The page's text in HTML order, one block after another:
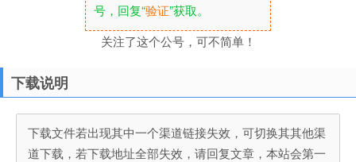
号，回复“验证”获取。
关注了这个公号，可不简单！
下载说明
下载文件若出现其中一个渠道链接失效，可切换其其他渠
道下载，若下载地址全部失效，请回复文章，本站会第一